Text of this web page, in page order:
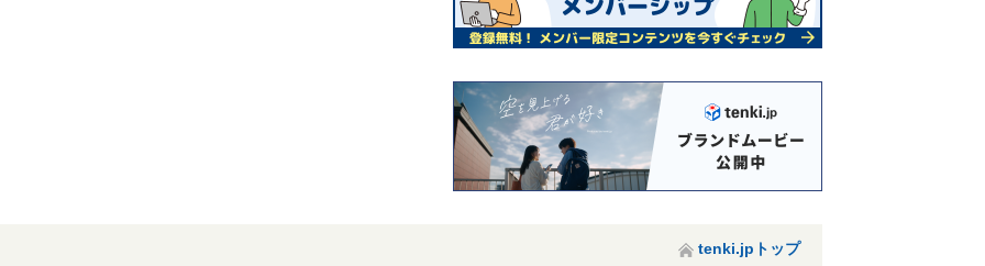
tenki.jpトップ